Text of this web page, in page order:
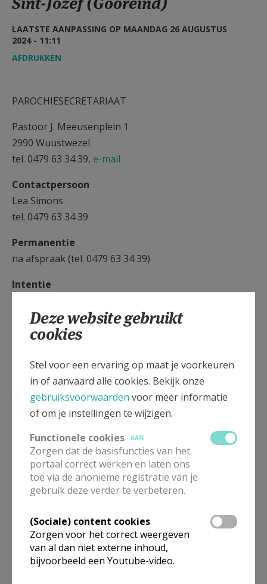
AANMELDEN OF REGISTREREN
LAATSTE AANPASSING OP MAANDAG 26 AUGUSTUS
2024 - 11:11
AFDRUKKEN
PAROCHIESECRETARIAAT
Pastoor J. Meeusenplein 1
2990 Wuustwezel
tel. 0479 63 34 39, e-mail
Contactpersoon
Lea Simons
tel. 0479 63 34 39
Permanentie
na afspraak (tel. 0479 63 34 39)
Intentie
Lees meer
Deze website gebruikt
cookies
Stel voor een ervaring op maat je voorkeuren
in of aanvaard alle cookies. Bekijk onze
gebruiksvoorwaarden voor meer informatie
of om je instellingen te wijzigen.
Functionele cookies
AAN
Zorgen dat de basisfuncties van het
portaal correct werken en laten ons
toe via de anonieme registratie van je
gebruik deze verder te verbeteren.
(Sociale) content cookies
Zorgen voor het correct weergeven
van al dan niet externe inhoud,
bijvoorbeeld een Youtube-video.